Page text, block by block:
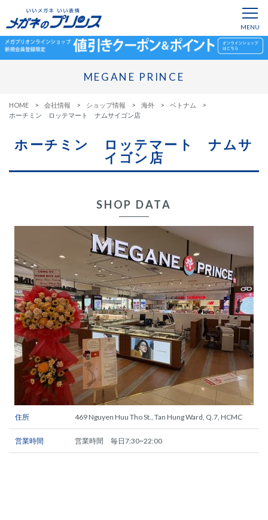
MEGANE PRINCE
HOME 会社情報 ショップ情報 海外
ベトナム
ホーチミン ロッテマート ナムサイゴン店
ホーチミン ロッテマート ナムサ
イゴン店
SHOP DATA
住所 469 Nguyen Huu Tho St., Tan Hung Ward, Q.7, HCMC
営業時間 営業時間 毎日7:30~22:00